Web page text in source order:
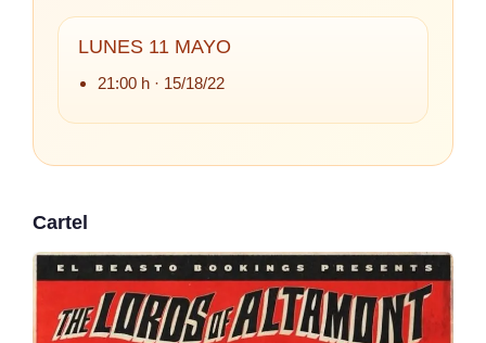
LUNES 11 MAYO
21:00 h · 15/18/22
Cartel